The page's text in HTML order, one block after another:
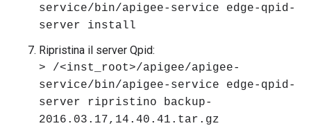
service/bin/apigee-service edge-qpid-
server install
Ripristina il server Qpid:
> /<inst_root>/apigee/apigee-
service/bin/apigee-service edge-qpid-
server ripristino backup-
2016.03.17,14.40.41.tar.gz